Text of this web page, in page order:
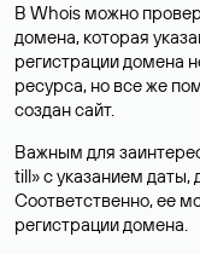
В Whois можно
домена, которая
регистрации домена
ресурса, но все же
создан сайт.
Важным для
till» с указанием даты,
Соответственно, ее
регистрации домена.